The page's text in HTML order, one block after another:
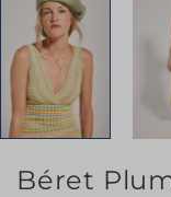
Béret
Skip